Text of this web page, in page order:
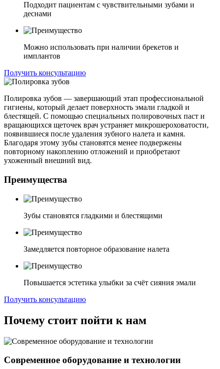
Подходит пациентам с чувствительными зубами и
деснами
Можно использовать при наличии брекетов и
имплантов
Получить консультацию
Полировка зубов — завершающий этап профессиональной
гигиены, который делает поверхность эмали гладкой и
блестящей. С помощью специальных полировочных паст и
вращающихся щеточек врач устраняет микрошероховатости,
появившиеся после удаления зубного налета и камня.
Благодаря этому зубы становятся менее подвержены
повторному накоплению отложений и приобретают
ухоженный внешний вид.
Преимущества
Зубы становятся гладкими и блестящими
Замедляется повторное образование налета
Повышается эстетика улыбки за счёт сияния эмали
Получить консультацию
Почему стоит пойти к нам
Современное оборудование и технологии